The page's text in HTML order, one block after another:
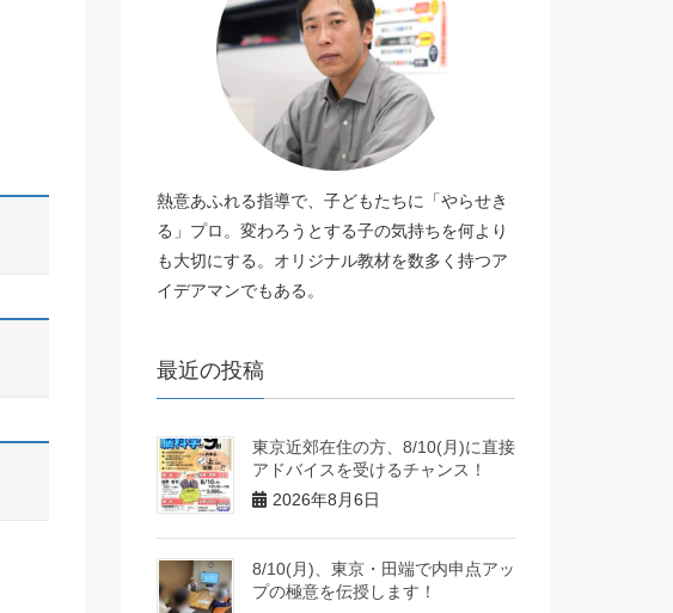
熱意あふれる指導で、子どもたちに「やらせき
る」プロ。変わろうとする子の気持ちを何より
も大切にする。オリジナル教材を数多く持つア
イデアマンでもある。
最近の投稿
東京近郊在住の方、8/10(月)に直接
アドバイスを受けるチャンス！
2026年8月6日
8/10(月)、東京・田端で内申点アッ
プの極意を伝授します！